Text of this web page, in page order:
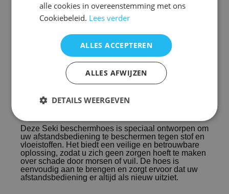
Seki beschermhoes tegen stof en vloeistoffen
Alleen geschikt voor de Seki Easy , Seki easy plus ,
Seki Grande en Seki Medium
Uit voorraad leverbaar
Deze Seki beschermhoes is speciaal ontworpen om
uw afstandsbediening te beschermen tegen stof en
vloeistoffen. Het biedt een veilige en betrouwbare
oplossing, zodat u zich geen zorgen hoeft te maken
over schade door morsen of vuil. De hoes is
eenvoudig aan te brengen en zorgt ervoor dat uw
afstandsbediening er altijd als nieuw uitziet.
alle cookies in overeenstemming met ons
Cookiebeleid. Lees verder
ALLES ACCEPTEREN
ALLES AFWIJZEN
DETAILS WEERGEVEN